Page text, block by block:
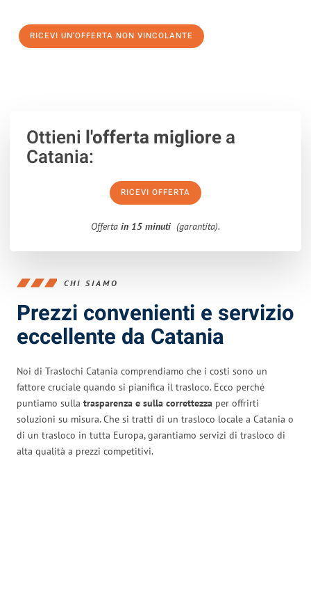
RICEVI UN'OFFERTA NON VINCOLANTE
Ottieni l'offerta migliorea
Catania:
RICEVI OFFERTA
Offerta in 15 minuti (garantita).
CHI SIAMO
Prezzi convenienti e servizio
eccellente da Catania
Noi di Traslochi Catania comprendiamo che i costi sono un
fattore cruciale quando si pianifica il trasloco. Ecco perché
puntiamo sulla trasparenza e sulla correttezza per offrirti
soluzioni su misura. Che si tratti di un trasloco locale a Catania o
di un trasloco in tutta Europa, garantiamo servizi di trasloco di
alta qualità a prezzi competitivi.